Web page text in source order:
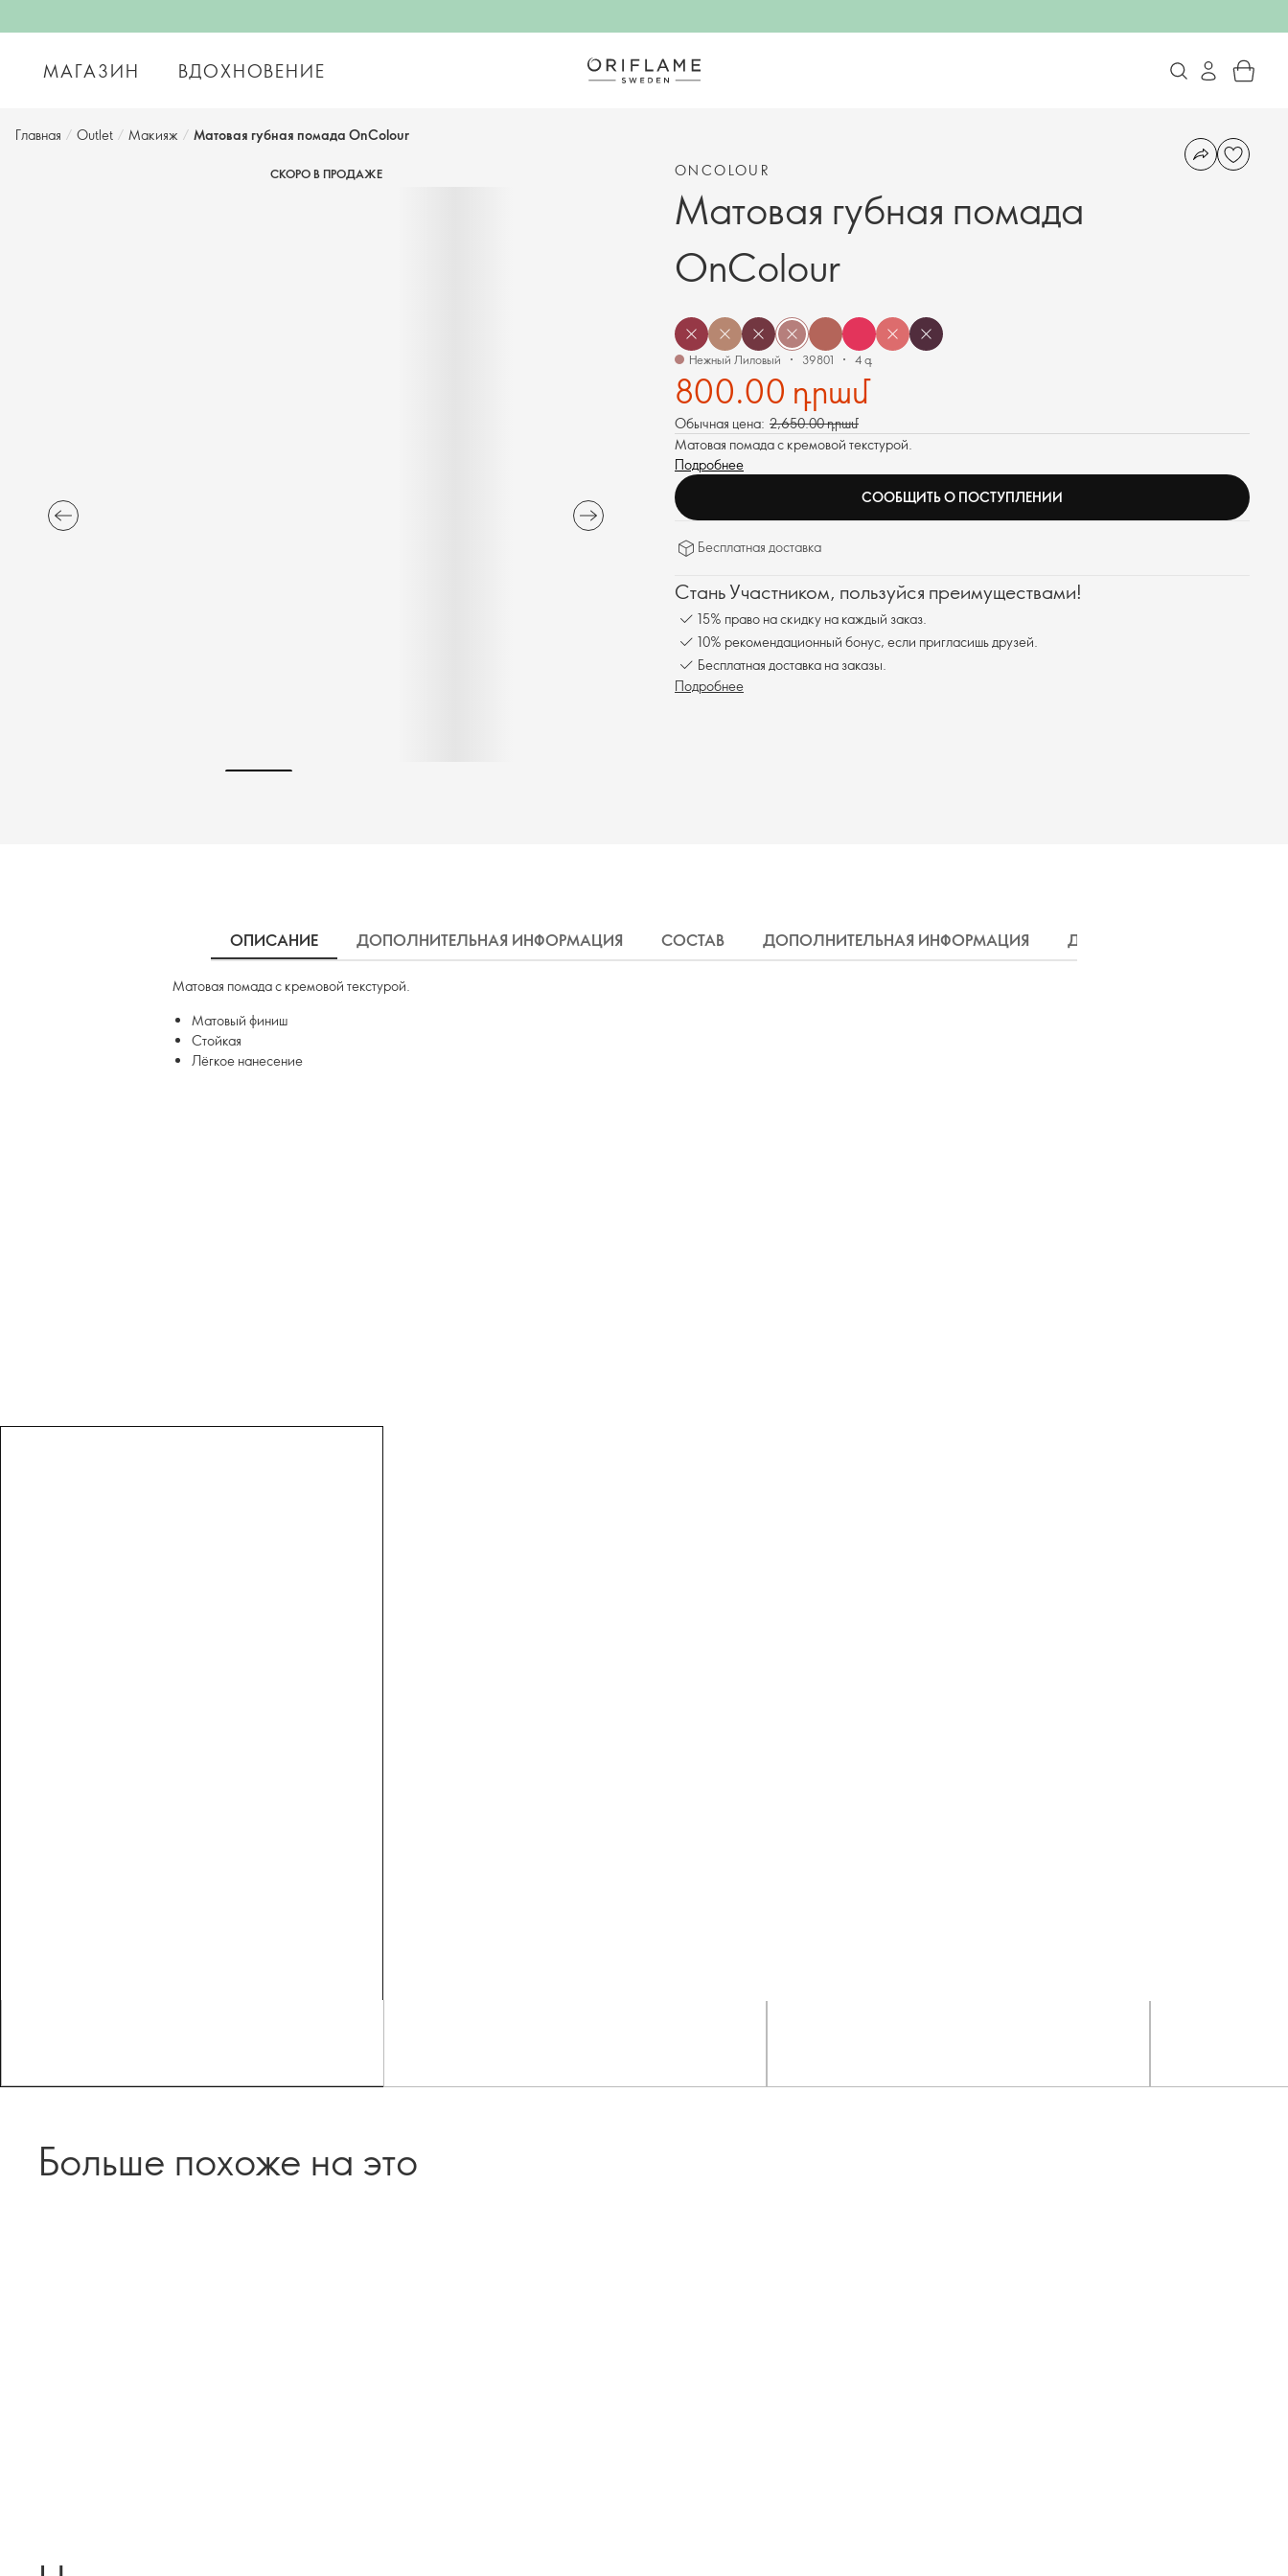
МАГАЗИН ВДОХНОВЕНИЕ
Главная / Outlet / Макияж / Матовая губная помада OnColour
СКОРО В ПРОДАЖЕ ONCOLOUR
Матовая губная помада
OnColour
Нежный Лиловый 39801 4 գ
800.00 դրամ
Обычная цена: 2,650.00 դրամ
Матовая помада с кремовой текстурой.
Подробнее
СООБЩИТЬ О ПОСТУПЛЕНИИ
Бесплатная доставка
Стань Участником, пользуйся преимуществами!
15% право на скидку на каждый заказ.
10% рекомендационный бонус, если пригласишь друзей.
Бесплатная доставка на заказы.
Подробнее
ОПИСАНИЕ ДОПОЛНИТЕЛЬНАЯ ИНФОРМАЦИЯ СОСТАВ ДОПОЛНИТЕЛЬНАЯ ИНФОРМАЦИЯ ДОСТАВКА
Матовая помада с кремовой текстурой.
Матовый финиш
Стойкая
Лёгкое нанесение
Больше похоже на это